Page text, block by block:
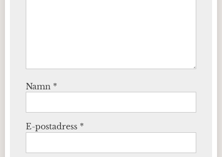
Namn *
E-postadress *